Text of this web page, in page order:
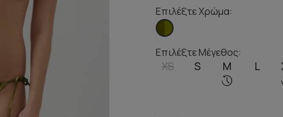
Επιλέξτε Χρώμα:
Επιλέξτε Μέγεθος:
XS S M L